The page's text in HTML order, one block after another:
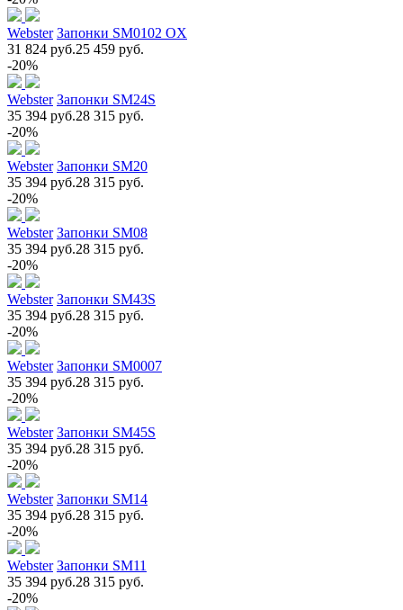
Webster Запонки SM0102 OX
31 824 руб.25 459 руб.
-20%
Webster Запонки SM24S
35 394 руб.28 315 руб.
-20%
Webster Запонки SM20
35 394 руб.28 315 руб.
-20%
Webster Запонки SM08
35 394 руб.28 315 руб.
-20%
Webster Запонки SM43S
35 394 руб.28 315 руб.
-20%
Webster Запонки SM0007
35 394 руб.28 315 руб.
-20%
Webster Запонки SM45S
35 394 руб.28 315 руб.
-20%
Webster Запонки SM14
35 394 руб.28 315 руб.
-20%
Webster Запонки SM11
35 394 руб.28 315 руб.
-20%